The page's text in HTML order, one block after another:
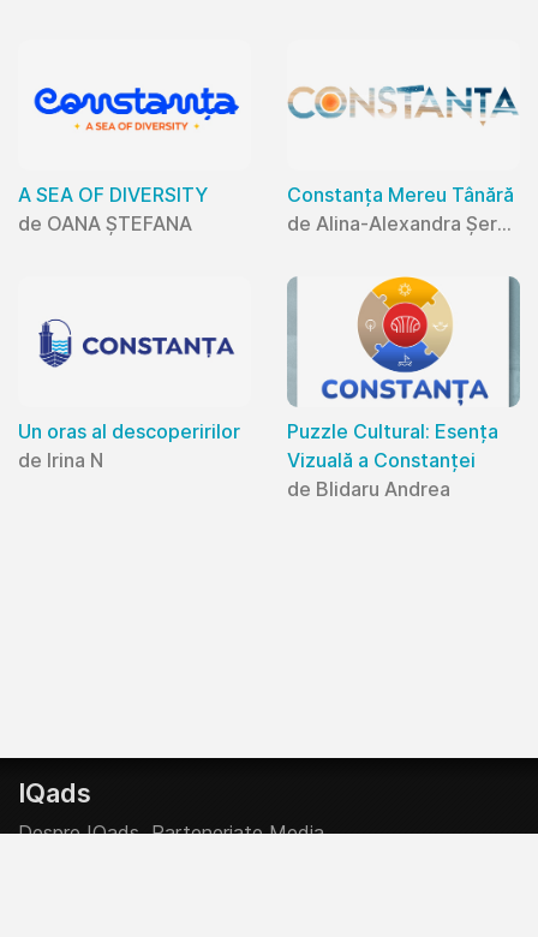
A SEA OF DIVERSITY
de OANA ȘTEFANA
Constanța Mereu Tânără
de Alina-Alexandra Șerban
Un oras al descoperirilor
de Irina N
Puzzle Cultural: Esența
Vizuală a Constanței
de Blidaru Andrea
IQads
Despre IQads Parteneriate Media